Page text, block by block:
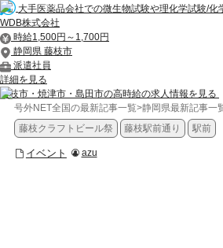
大手医薬品会社での微生物試験や理化学試験/化
WDB株式会社
時給1,500円～1,700円
静岡県 藤枝市
派遣社員
詳細を見る
藤枝市・焼津市・島田市の高時給の求人情報を見る
号外NET全国の最新記事一覧>静岡県最新記事一
藤枝クラフトビール祭
藤枝駅前通り 駅前
イベント azu